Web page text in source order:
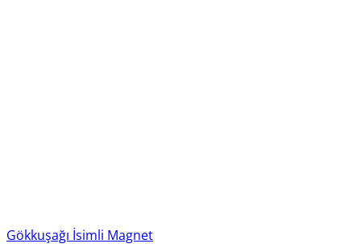
Gökkuşağı İsimli Magnet